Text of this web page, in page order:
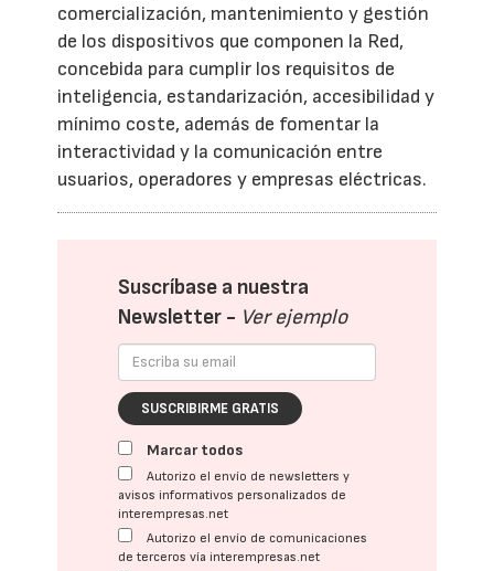
comercialización, mantenimiento y gestión
de los dispositivos que componen la Red,
concebida para cumplir los requisitos de
inteligencia, estandarización, accesibilidad y
mínimo coste, además de fomentar la
interactividad y la comunicación entre
usuarios, operadores y empresas eléctricas.
Suscríbase a nuestra
Newsletter - Ver ejemplo
SUSCRIBIRME GRATIS
Marcar todos
Autorizo el envío de newsletters y
avisos informativos personalizados de
interempresas.net
Autorizo el envío de comunicaciones
de terceros vía interempresas.net